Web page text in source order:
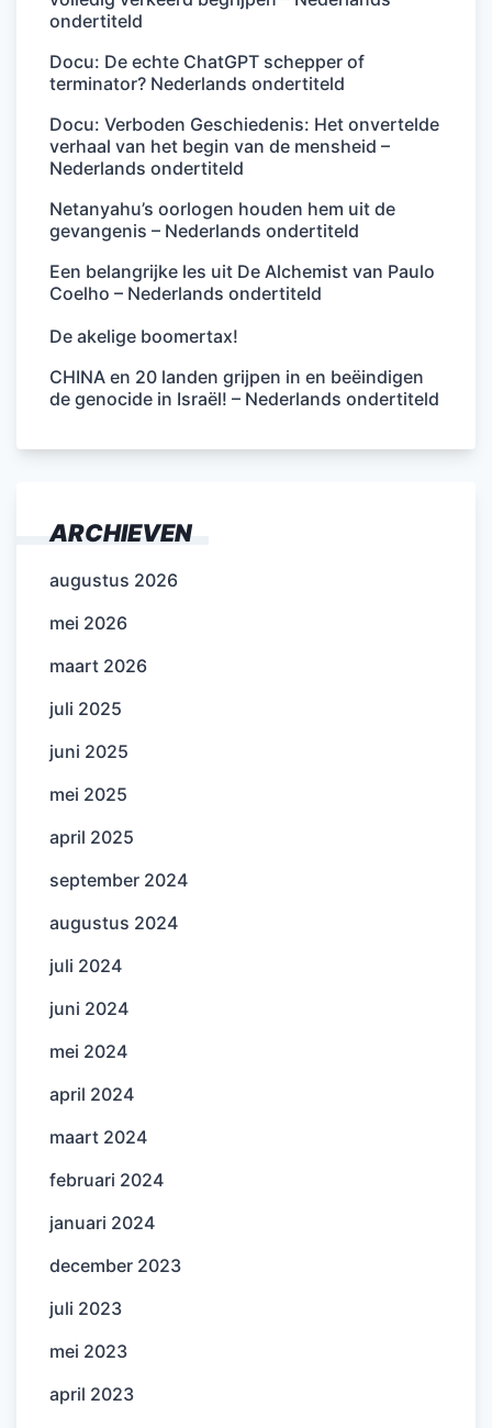
ondertiteld
Docu: De echte ChatGPT schepper of
terminator? Nederlands ondertiteld
Docu: Verboden Geschiedenis: Het onvertelde
verhaal van het begin van de mensheid –
Nederlands ondertiteld
Netanyahu’s oorlogen houden hem uit de
gevangenis – Nederlands ondertiteld
Een belangrijke les uit De Alchemist van Paulo
Coelho – Nederlands ondertiteld
De akelige boomertax!
CHINA en 20 landen grijpen in en beëindigen
de genocide in Israël! – Nederlands ondertiteld
ARCHIEVEN
augustus 2026
mei 2026
maart 2026
juli 2025
juni 2025
mei 2025
april 2025
september 2024
augustus 2024
juli 2024
juni 2024
mei 2024
april 2024
maart 2024
februari 2024
januari 2024
december 2023
juli 2023
mei 2023
april 2023